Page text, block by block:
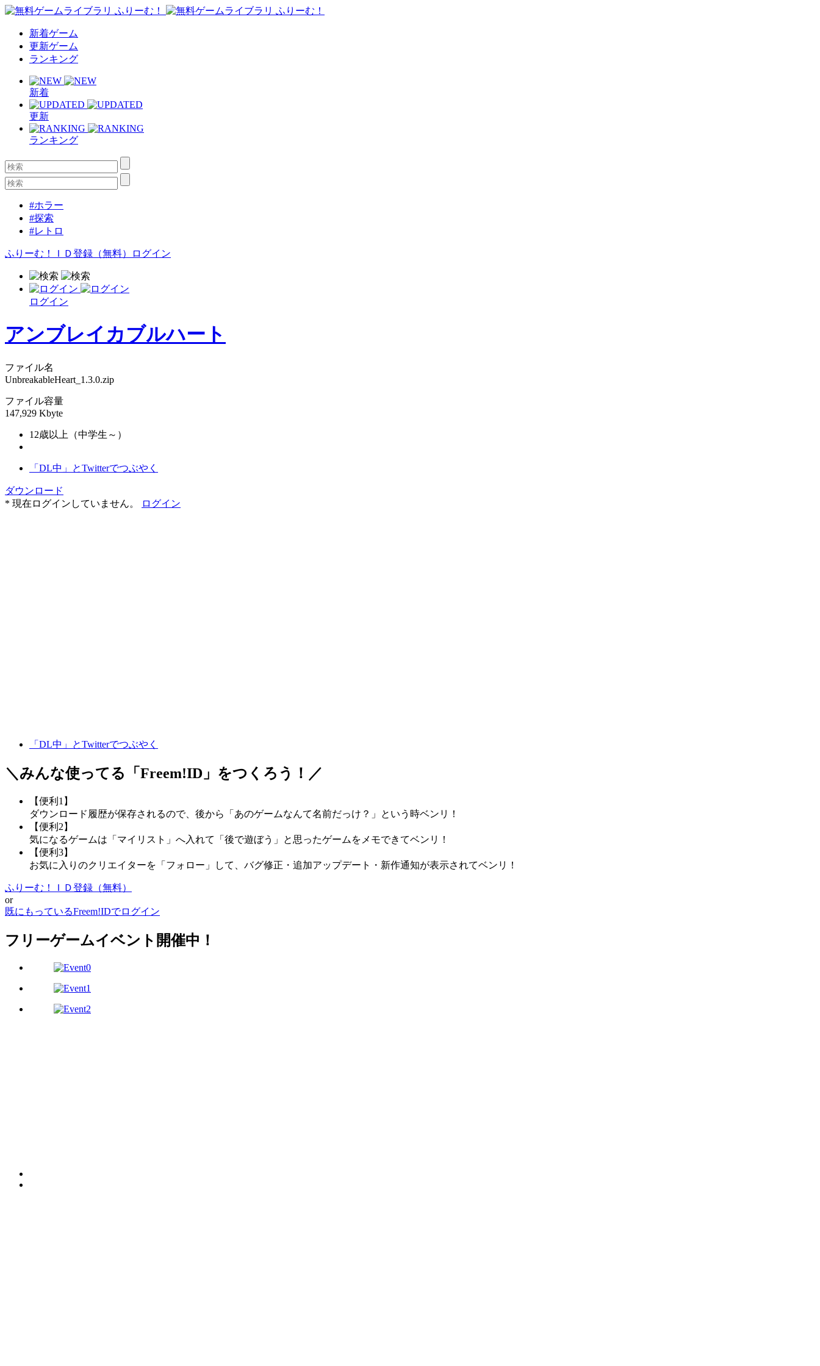
新着ゲーム
更新ゲーム
ランキング
新着
更新
ランキング
#ホラー
#探索
#レトロ
ふりーむ！ＩＤ登録（無料） ログイン
ログイン
アンブレイカブルハート
ファイル名
UnbreakableHeart_1.3.0.zip
ファイル容量
147,929 Kbyte
12歳以上（中学生～）
「DL中」とTwitterでつぶやく
ダウンロード
* 現在ログインしていません。
ログイン
「DL中」とTwitterでつぶやく
＼みんな使ってる「 Freem!ID 」をつくろう！／
【便利1】
ダウンロード履歴が保存されるので、後から「あのゲームなんて名前だっけ？」という時ベンリ！
【便利2】
気になるゲームは「マイリスト」へ入れて「後で遊ぼう」と思ったゲームをメモできてベンリ！
【便利3】
お気に入りのクリエイターを「フォロー」して、バグ修正・追加アップデート・新作通知が表示されてベンリ！
ふりーむ！ＩＤ登録（無料）
or
既にもっているFreem!IDでログイン
フリーゲームイベント開催中！